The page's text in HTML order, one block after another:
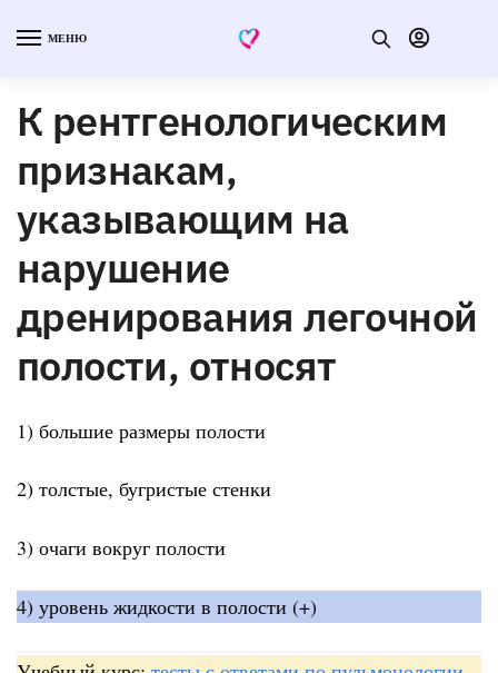
МЕНЮ
К рентгенологическим
признакам,
указывающим на
нарушение
дренирования легочной
полости, относят
1) большие размеры полости
2) толстые, бугристые стенки
3) очаги вокруг полости
4) уровень жидкости в полости (+)